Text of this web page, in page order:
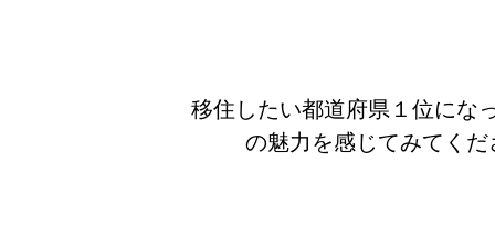
移住したい都道府県１位にな
の魅力を感じてみてくだ